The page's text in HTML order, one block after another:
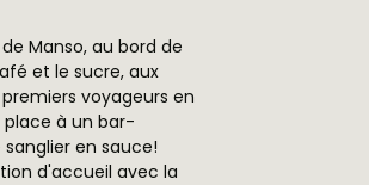
Manso, au bord de
et le sucre, aux
voyageurs en
place à un bar-
en sauce!
d'accueil avec la